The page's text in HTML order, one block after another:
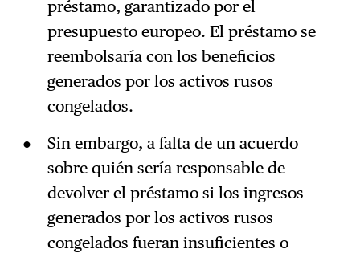
préstamo, garantizado por el
presupuesto europeo. El préstamo se
reembolsaría con los beneficios
generados por los activos rusos
congelados.
Sin embargo, a falta de un acuerdo
sobre quién sería responsable de
devolver el préstamo si los ingresos
generados por los activos rusos
congelados fueran insuficientes o